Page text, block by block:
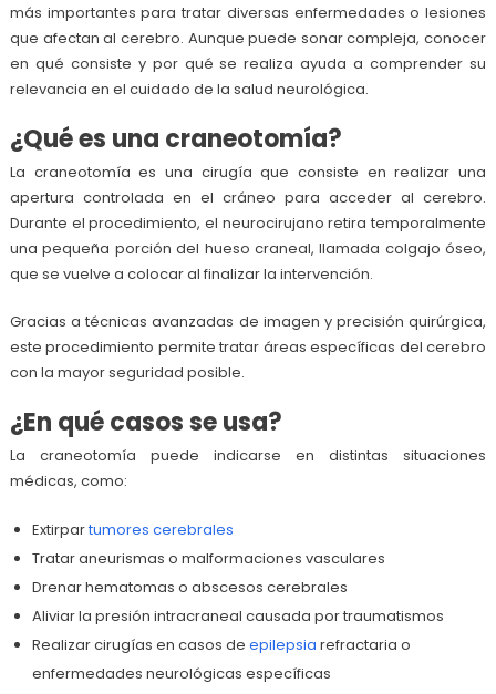
más importantes para tratar diversas enfermedades o lesiones
que afectan al cerebro. Aunque puede sonar compleja, conocer
en qué consiste y por qué se realiza ayuda a comprender su
relevancia en el cuidado de la salud neurológica.
¿Qué es una craneotomía?
La craneotomía es una cirugía que consiste en realizar una
apertura controlada en el cráneo para acceder al cerebro.
Durante el procedimiento, el neurocirujano retira temporalmente
una pequeña porción del hueso craneal, llamada colgajo óseo,
que se vuelve a colocar al finalizar la intervención.
Gracias a técnicas avanzadas de imagen y precisión quirúrgica,
este procedimiento permite tratar áreas específicas del cerebro
con la mayor seguridad posible.
¿En qué casos se usa?
La craneotomía puede indicarse en distintas situaciones
médicas, como:
Extirpartumores cerebrales
Tratar aneurismas o malformaciones vasculares
Drenar hematomas o abscesos cerebrales
Aliviar la presión intracraneal causada por traumatismos
Realizar cirugías en casos de epilepsia refractaria o
enfermedades neurológicas específicas